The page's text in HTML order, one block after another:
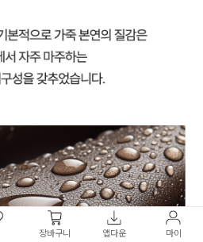
장바구니 앱다운 마이